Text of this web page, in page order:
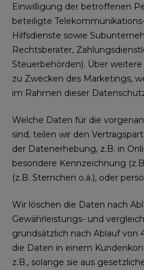
Einwilligung der betroffenen
beteiligte
Hilfsdienste sowie
Rechtsberater,
Steuerbehörden). Über
zu Zwecken des Marketings,
im Rahmen dieser
Welche Daten für die
sind, teilen wir den
der Datenerhebung, z.B. in
besondere Kennzeichnung
(z.B. Sternchen o.ä.), oder
Wir löschen die Daten nach
Gewährleistungs- und
grundsätzlich nach Ablauf von
die Daten in einem
z.B., solange sie aus